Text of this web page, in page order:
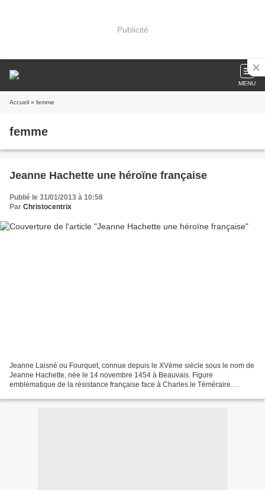
Publicité
MENU
Accueil » femme
femme
Jeanne Hachette une héroïne française
Publié le 31/01/2013 à 10:58
Par Christocentrix
Jeanne Laisné ou Fourquet, connue depuis le XVème siècle sous le nom de
Jeanne Hachette, née le 14 novembre 1454 à Beauvais. Figure
emblématique de la résistance française face à Charles le Téméraire.